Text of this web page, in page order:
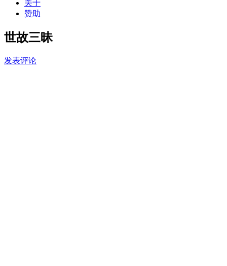
关于
赞助
世故三昧
发表评论